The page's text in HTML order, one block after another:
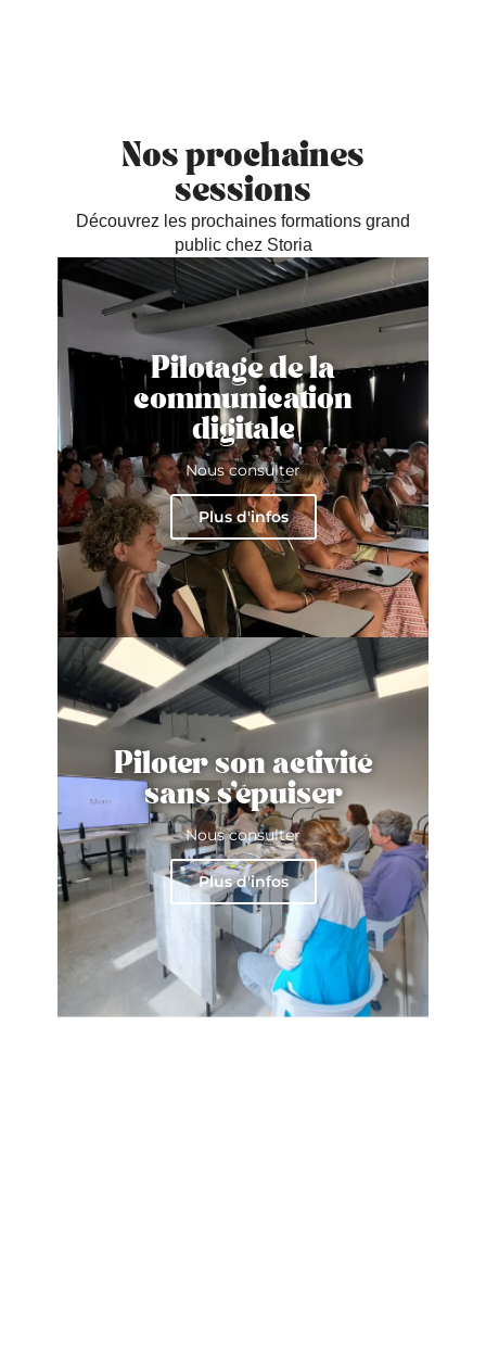
Nos prochaines
sessions
Découvrez les prochaines formations grand
public chez Storia
Pilotage de la
communication
digitale
Nous consulter
Plus d'infos
Piloter son activité
sans s'épuiser
Nous consulter
Plus d'infos